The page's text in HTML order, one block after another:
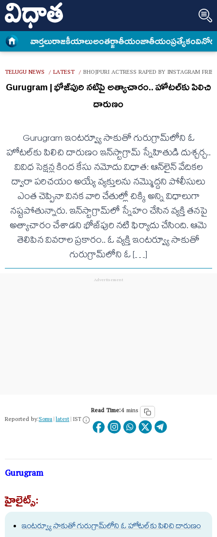
వార్త‌లురాజకీయాలుఅంత‌ర్జాతీయంజాతీయంప్రత్యేకం
TELUGU NEWS / LATEST / BHOJPURI ACTRESS RAPED BY INSTAGRAM
Gurugram | భోజ్‌పురి నటిపై అత్యాచారం.. హోటల్‌కు పిలిచి
దారుణం
Gurugram ఇంటర్వ్యూ సాకుతో గురుగ్రామ్‌లోని ఓ
హోటల్‌కు పిలిచి దారుణం ఇన్‌స్టాగ్రామ్ స్నేహితుడి దుశ్చ‌ర్చ‌..
వివిధ సెక్ష‌న్ల కింద కేసు న‌మోదు విధాత‌: ఆన్‌లైన్ వేదికల
ద్వారా ప‌రిచ‌యం అయ్యే వ్య‌క్తుల‌ను న‌మ్మొద్ద‌ని పోలీసులు
ఎంత చెప్పినా విన‌క వారి చేతుల్లో చిక్కి అన్ని విధాలుగా
న‌ష్ట‌పోతున్నారు. ఇన్‌స్టాగ్రామ్‌లో స్నేహం చేసిన వ్యక్తి తనపై
అత్యాచారం చేశాడని భోజ్‌పురి నటి ఫిర్యాదు చేసింది. ఆమె
తెలిపిన వివరాల ప్రకారం.. ఓ వ్యక్తి ఇంటర్వ్యూ సాకుతో
గురుగ్రామ్‌లోని ఓ […]
Reported by:Somu|latest|IST
Read Time:4 mins
Gurugram
హైలైట్స్:
ఇంటర్వ్యూ సాకుతో గురుగ్రామ్‌లోని ఓ హోటల్‌కు పిలిచి దారుణం